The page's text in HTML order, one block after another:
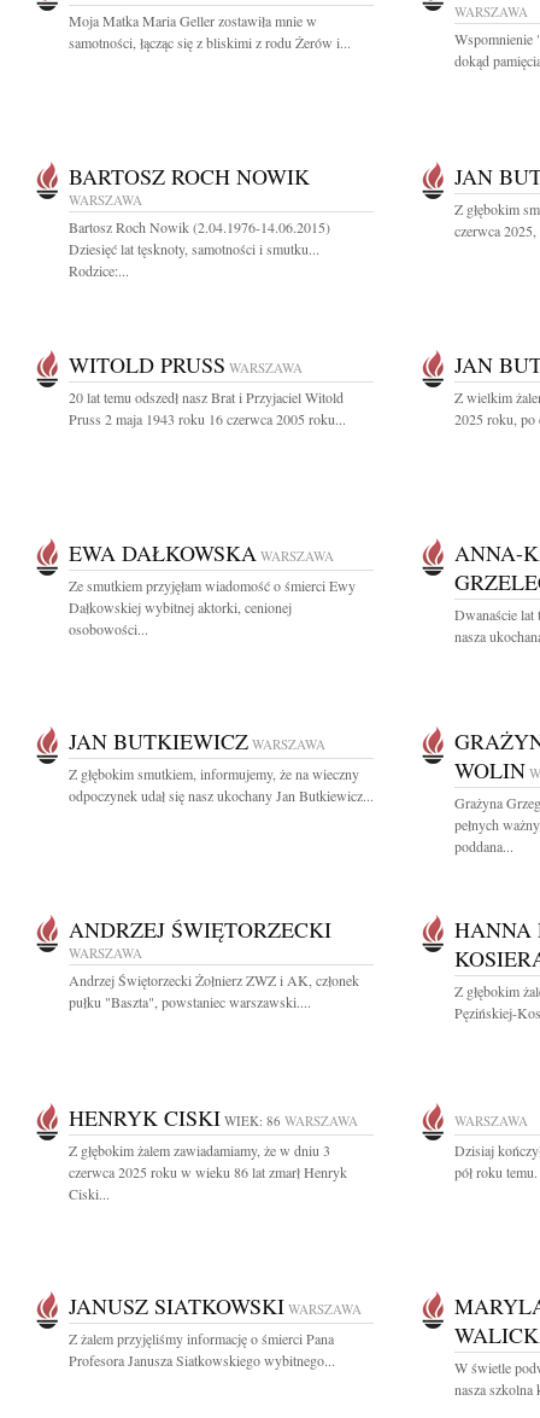
Moja Matka Maria Geller zostawiła mnie w
samotności, łącząc się z bliskimi z rodu Żerów i...
WARSZAWA
Wspomnienie
dokąd
BARTOSZ ROCH NOWIK
WARSZAWA
Bartosz Roch Nowik (2.04.1976-14.06.2015)
Dziesięć lat tęsknoty, samotności i smutku...
Rodzice:...
JAN
Z głębokim
czerwca
WITOLD PRUSS WARSZAWA
20 lat temu odszedł nasz Brat i Przyjaciel Witold
Pruss 2 maja 1943 roku 16 czerwca 2005 roku...
JAN
Z wielkim
2025 roku, po
EWA DAŁKOWSKA WARSZAWA
Ze smutkiem przyjęłam wiadomość o śmierci Ewy
Dałkowskiej wybitnej aktorki, cenionej
osobowości...
ANNA-
Dwanaście lat
nasza
JAN BUTKIEWICZ WARSZAWA
Z głębokim smutkiem, informujemy, że na wieczny
odpoczynek udał się nasz ukochany Jan Butkiewicz...
WOLIN
Grażyna
pełnych
poddana...
ANDRZEJ ŚWIĘTORZECKI
WARSZAWA
Andrzej Świętorzecki Żołnierz ZWZ i AK, członek
pułku "Baszta", powstaniec warszawski....
HANNA
Z głębokim
Pęzińskiej-
HENRYK CISKI WIEK: 86 WARSZAWA
Z głębokim żalem zawiadamiamy, że w dniu 3
czerwca 2025 roku w wieku 86 lat zmarł Henryk
Ciski...
WARSZAWA
Dzisiaj
pół roku
JANUSZ SIATKOWSKI WARSZAWA
Z żalem przyjęliśmy informację o śmierci Pana
Profesora Janusza Siatkowskiego wybitnego...
W świetle
nasza szkolna